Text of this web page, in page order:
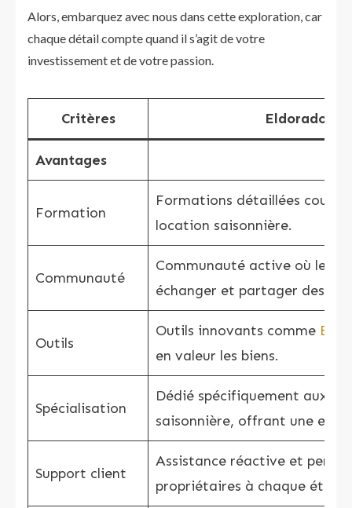
Alors, embarquez avec nous dans cette exploration, car
chaque détail compte quand il s’agit de votre
investissement et de votre passion.
Critères Eldorado
Avantages
Formation
Formations détaillées
location saisonnière.
Communauté
Communauté active où les
échanger et partager des
Outils
Outils innovants comme
en valeur les biens.
Spécialisation
Dédié spécifiquement aux
saisonnière, offrant une
Support client
Assistance réactive et
propriétaires à chaque étape.